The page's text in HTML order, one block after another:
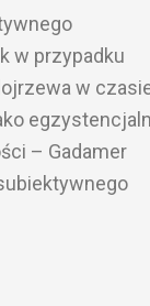
w przypadku
w
– Gadamer